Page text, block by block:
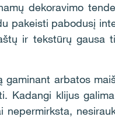
dekoravimo
pakeisti pabodusį
ir tekstūrų gausa
arbatos
Kadangi klijus